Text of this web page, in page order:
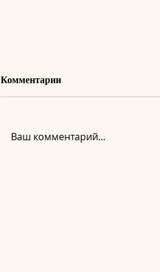
Комментарии
Ваш комментарий...